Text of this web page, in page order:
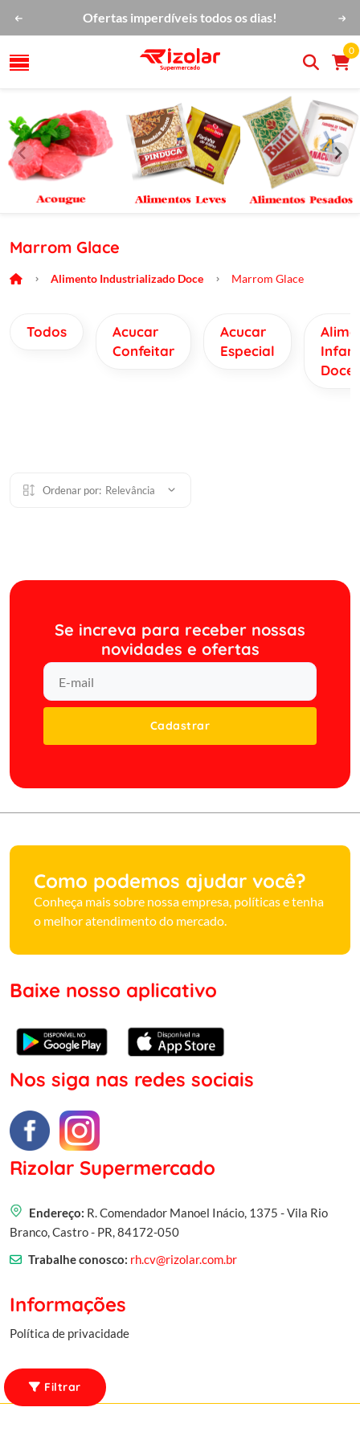
Ofertas imperdíveis todos os dias!
0
Marrom Glace
Alimento Industrializado Doce Marrom Glace
Todos
Acucar
Confeitar
Acucar
Especial
Doce
Ordenar por: Relevância
Filtrar
Se increva para receber nossas
novidades e ofertas
Cadastrar
Como podemos ajudar você?
Conheça mais sobre nossa empresa, políticas e tenha
o melhor atendimento do mercado.
Baixe nosso aplicativo
Nos siga nas redes sociais
Rizolar Supermercado
Endereço: R. Comendador Manoel Inácio, 1375 - Vila Rio
Branco, Castro - PR, 84172-050
Trabalhe conosco: rh.cv@rizolar.com.br
Informações
Política de privacidade